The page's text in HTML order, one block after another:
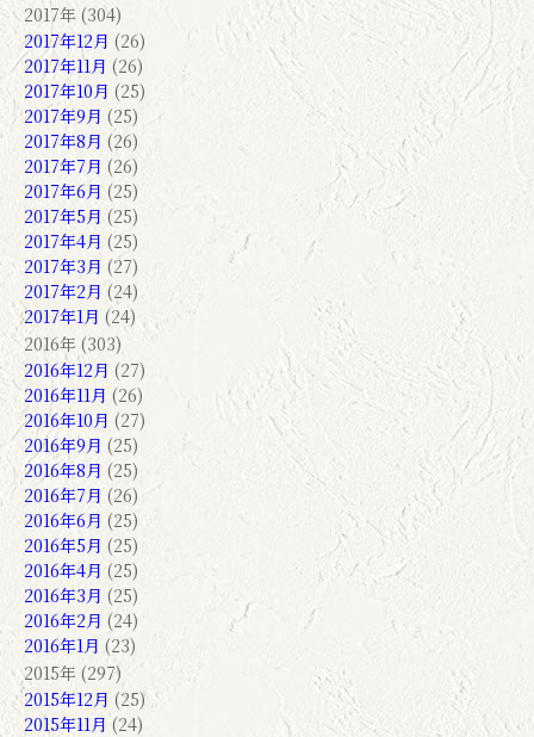
2017年 (304)
2017年12月 (26)
2017年11月 (26)
2017年10月 (25)
2017年9月 (25)
2017年8月 (26)
2017年7月 (26)
2017年6月 (25)
2017年5月 (25)
2017年4月 (25)
2017年3月 (27)
2017年2月 (24)
2017年1月 (24)
2016年 (303)
2016年12月 (27)
2016年11月 (26)
2016年10月 (27)
2016年9月 (25)
2016年8月 (25)
2016年7月 (26)
2016年6月 (25)
2016年5月 (25)
2016年4月 (25)
2016年3月 (25)
2016年2月 (24)
2016年1月 (23)
2015年 (297)
2015年12月 (25)
2015年11月 (24)